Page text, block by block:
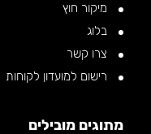
מיקור חוץ
בלוג
צרו קשר
רישום למועדון לקוחות
מתוגים מובילים